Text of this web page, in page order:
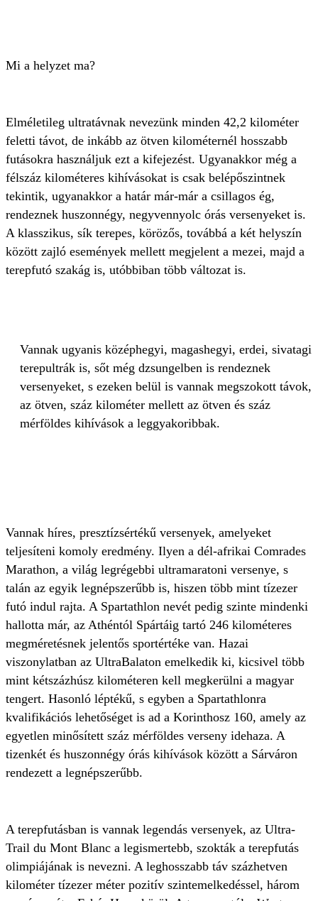
Mi a helyzet ma?
Elméletileg ultratávnak nevezünk minden 42,2 kilométer
feletti távot, de inkább az ötven kilométernél hosszabb
futásokra használjuk ezt a kifejezést. Ugyanakkor még a
félszáz kilométeres kihívásokat is csak belépőszintnek
tekintik, ugyanakkor a határ már-már a csillagos ég,
rendeznek huszonnégy, negyvennyolc órás versenyeket is.
A klasszikus, sík terepes, körözős, továbbá a két helyszín
között zajló események mellett megjelent a mezei, majd a
terepfutó szakág is, utóbbiban több változat is.
Vannak ugyanis középhegyi, magashegyi, erdei, sivatagi
terepultrák is, sőt még dzsungelben is rendeznek
versenyeket, s ezeken belül is vannak megszokott távok,
az ötven, száz kilométer mellett az ötven és száz
mérföldes kihívások a leggyakoribbak.
Vannak híres, presztízsértékű versenyek, amelyeket
teljesíteni komoly eredmény. Ilyen a dél-afrikai Comrades
Marathon, a világ legrégebbi ultramaratoni versenye, s
talán az egyik legnépszerűbb is, hiszen több mint tízezer
futó indul rajta. A Spartathlon nevét pedig szinte mindenki
hallotta már, az Athéntól Spártáig tartó 246 kilométeres
megméretésnek jelentős sportértéke van. Hazai
viszonylatban az UltraBalaton emelkedik ki, kicsivel több
mint kétszázhúsz kilométeren kell megkerülni a magyar
tengert. Hasonló léptékű, s egyben a Spartathlonra
kvalifikációs lehetőséget is ad a Korinthosz 160, amely az
egyetlen minősített száz mérföldes verseny idehaza. A
tizenkét és huszonnégy órás kihívások között a Sárváron
rendezett a legnépszerűbb.
A terepfutásban is vannak legendás versenyek, az Ultra-
Trail du Mont Blanc a legismertebb, szokták a terepfutás
olimpiájának is nevezni. A leghosszabb táv százhetven
kilométer tízezer méter pozitív szintemelkedéssel, három